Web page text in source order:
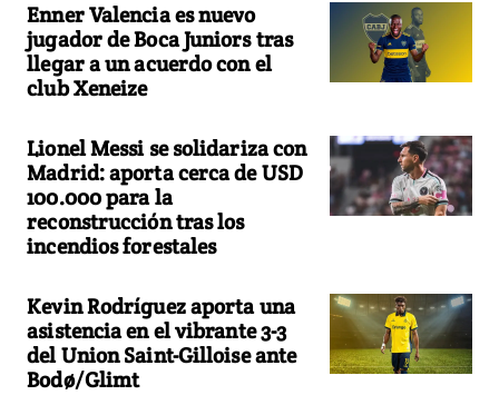
Enner Valencia es nuevo
jugador de Boca Juniors tras
llegar a un acuerdo con el
club Xeneize
Lionel Messi se solidariza con
Madrid: aporta cerca de USD
100.000 para la
reconstrucción tras los
incendios forestales
Kevin Rodríguez aporta una
asistencia en el vibrante 3-3
del Union Saint-Gilloise ante
Bodø/Glimt